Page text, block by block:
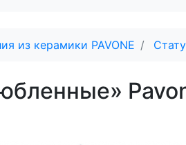
из керамики PAVONE